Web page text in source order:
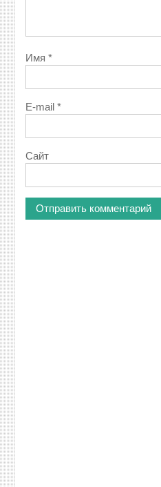
Имя*
E-mail*
Сайт